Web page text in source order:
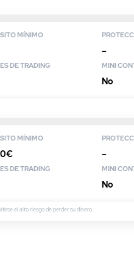
MÍNIMO
–
DE TRADING MINI
No
MÍNIMO
–
DE TRADING MINI
No
el alto riesgo de perder su dinero.